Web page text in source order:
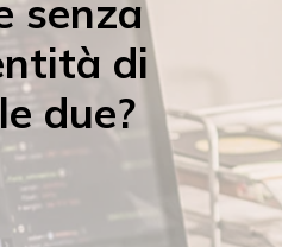
senza
di
due?